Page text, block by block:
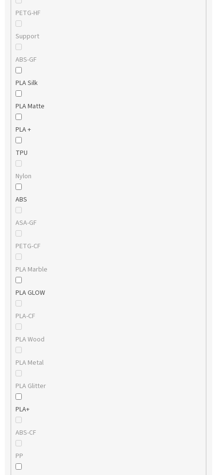
PETG-HF
Support
ABS-GF
PLA Silk
PLA Matte
PLA +
TPU
Nylon
ABS
ASA-GF
PETG-CF
PLA Marble
PLA GLOW
PLA-CF
PLA Wood
PLA Metal
PLA Glitter
PLA+
ABS-CF
PP